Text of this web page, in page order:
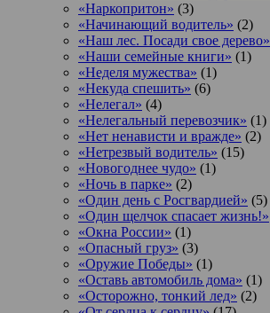
«Наркопритон» (3)
«Начинающий водитель» (2)
«Наш лес. Посади свое дерево»
«Наши семейные книги» (1)
«Неделя мужества» (1)
«Некуда спешить» (6)
«Нелегал» (4)
«Нелегальный перевозчик» (1)
«Нет ненависти и вражде» (2)
«Нетрезвый водитель» (15)
«Новогоднее чудо» (1)
«Ночь в парке» (2)
«Один день с Росгвардией» (5)
«Один щелчок спасает жизнь!»
«Окна России» (1)
«Опасный груз» (3)
«Оружие Победы» (1)
«Оставь автомобиль дома» (1)
«Осторожно, тонкий лед» (2)